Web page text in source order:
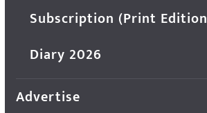
Subscription (Print
Diary 2026
Advertise